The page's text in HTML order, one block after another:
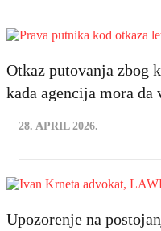
Otkaz putovanja zbog
kada agencija mora da
28. APRIL 2026.
Upozorenje na